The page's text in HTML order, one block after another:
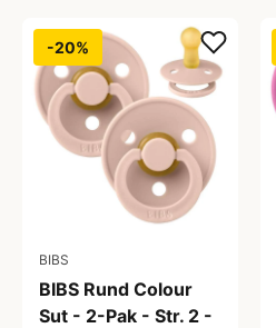
-20%
BIBS
BIBS Rund Colour
Sut - 2-Pak - Str. 2 -